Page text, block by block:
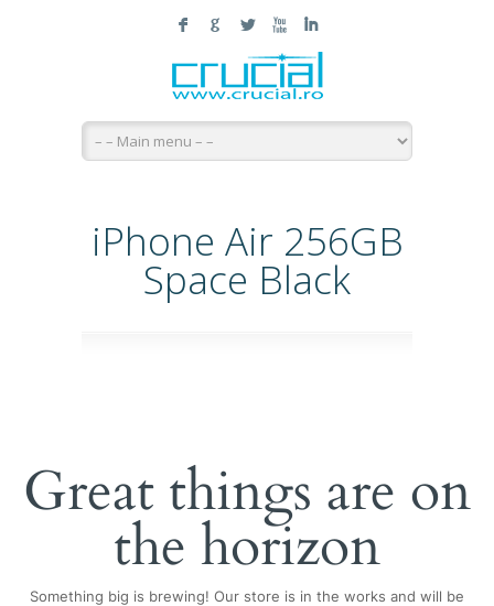
F G L X I
iPhone Air 256GB
Space Black
Great things are on
the horizon
Something big is brewing! Our store is in the works and will be